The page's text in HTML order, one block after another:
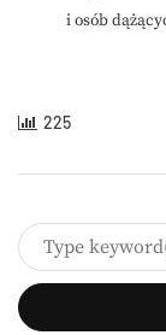
i osób
225